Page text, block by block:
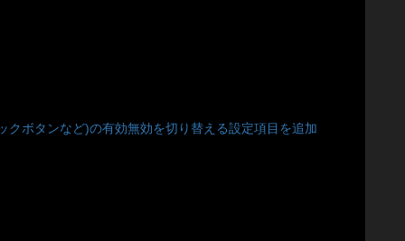
ボタンなど)の有効無効を切り替える設定項目を追加